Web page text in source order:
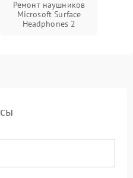
Ремонт наушников
Microsoft Surface
Headphones 2